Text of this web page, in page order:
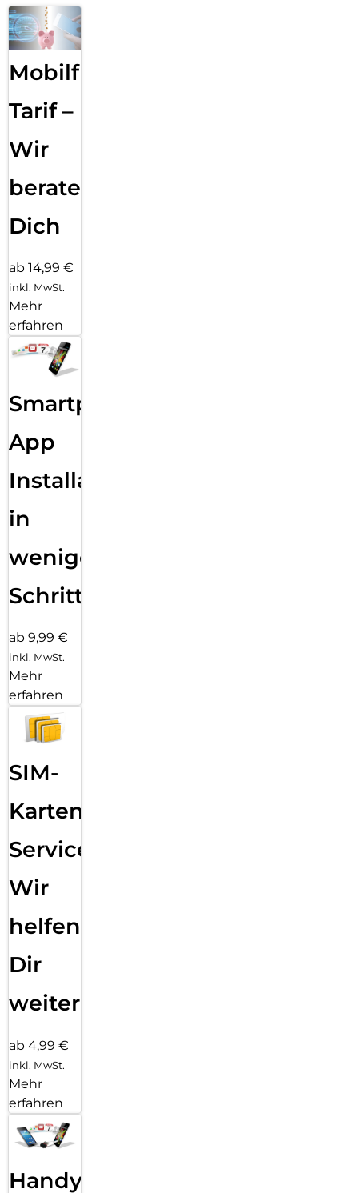
Mobilfunk
Tarif –
Wir
beraten
Dich
ab 14,99 €
inkl. MwSt.
Mehr
erfahren
Smartphone
App
Installation
in
wenigen
Schritten
ab 9,99 €
inkl. MwSt.
Mehr
erfahren
SIM-
Karten
Service:
Wir
helfen
Dir
weiter
ab 4,99 €
inkl. MwSt.
Mehr
erfahren
Handy